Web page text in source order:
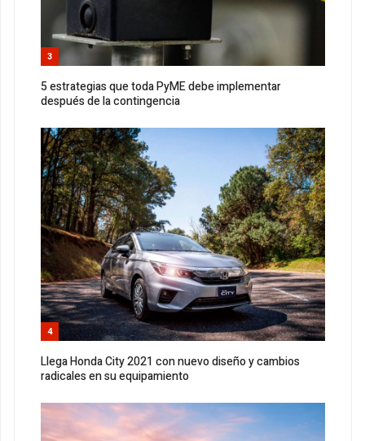
3
5 estrategias que toda PyME debe implementar
después de la contingencia
4
Llega Honda City 2021 con nuevo diseño y cambios
radicales en su equipamiento